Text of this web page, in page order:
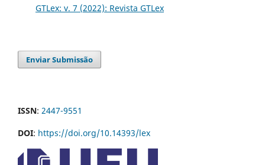
GTLex: v. 7 (2022): Revista GTLex
Enviar Submissão
ISSN: 2447-9551
DOI: https://doi.org/10.14393/lex